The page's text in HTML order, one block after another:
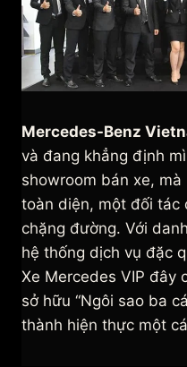
Mercedes-Benz
và đang khẳng định
showroom bán xe,
toàn diện, một đối tác
chặng đường. Với
hệ thống dịch vụ đặc
Xe Mercedes VIP đây
sở hữu “Ngôi sao ba
thành hiện thực một